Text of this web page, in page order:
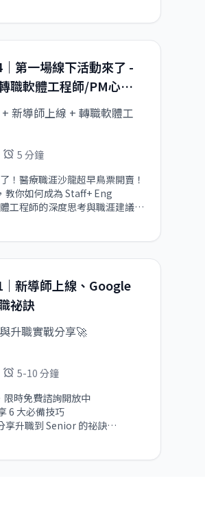
第一場線下活動來了 -
職軟體工程師/PM心態
新導師上線 + 轉職軟體工
5 分鐘
！醫療職涯沙龍超早鳥票開賣！
教你如何成為 Staff+ Eng
工程師的深度思考與職涯建議
新導師上線、Google
祕訣
升職實戰分享🚀
5-10 分鐘
限時免費諮詢開放中
6 大必備技巧
享升職到 Senior 的祕訣